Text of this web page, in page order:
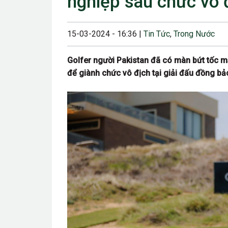
23/08/2024 12:00
28/06/2024 12:00
25/04/2024 6:00
22/12/2023 12:30
15-03-2024 - 16:36 | Tin Tức, Trong Nước
Golfer người Pakistan đã có màn bứt tốc
để giành chức vô địch tại giải đấu đồng